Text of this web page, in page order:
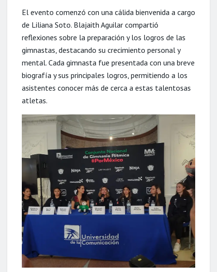
El evento comenzó con una cálida bienvenida a cargo
de Liliana Soto. Blajaith Aguilar compartió
reflexiones sobre la preparación y los logros de las
gimnastas, destacando su crecimiento personal y
mental. Cada gimnasta fue presentada con una breve
biografía y sus principales logros, permitiendo a los
asistentes conocer más de cerca a estas talentosas
atletas.